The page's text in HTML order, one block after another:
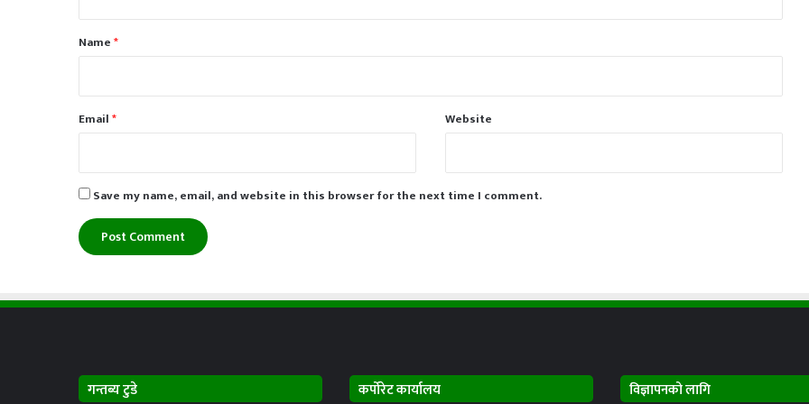
*Name*
Email* Website
Save my name, email, and website in this browser for the next time I comment.
गन्तब्य टुडे कर्पोरेट कार्यालय विज्ञापनको लागि